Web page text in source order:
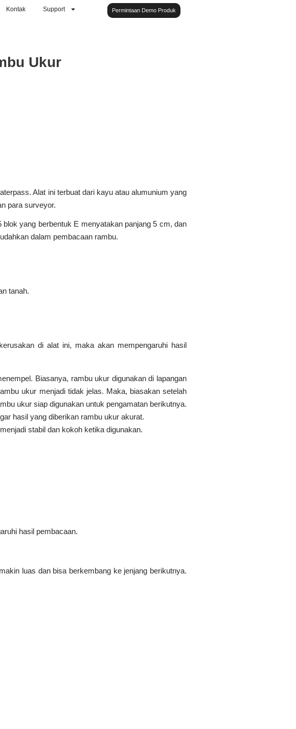
Kontak Support Permintaan Demo Produk
Ukur
Alat ini terbuat dari kayu atau alumunium yang
para surveyor.
yang berbentuk E menyatakan panjang 5 cm, dan
dalam pembacaan rambu.
tanah.
di alat ini, maka akan mempengaruhi hasil
Biasanya, rambu ukur digunakan di lapangan
ukur menjadi tidak jelas. Maka, biasakan setelah
ukur siap digunakan untuk pengamatan berikutnya.
hasil yang diberikan rambu ukur akurat.
stabil dan kokoh ketika digunakan.
hasil pembacaan.
luas dan bisa berkembang ke jenjang berikutnya.